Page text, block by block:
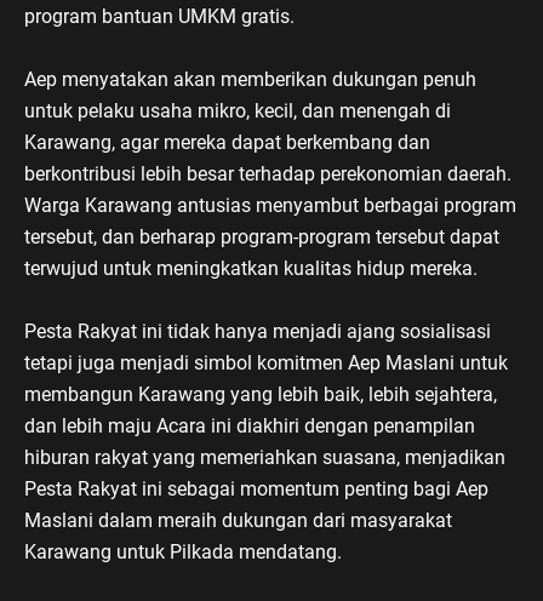
program bantuan UMKM gratis.
Aep menyatakan akan memberikan dukungan penuh
untuk pelaku usaha mikro, kecil, dan menengah di
Karawang, agar mereka dapat berkembang dan
berkontribusi lebih besar terhadap perekonomian daerah.
Warga Karawang antusias menyambut berbagai program
tersebut, dan berharap program-program tersebut dapat
terwujud untuk meningkatkan kualitas hidup mereka.
Pesta Rakyat ini tidak hanya menjadi ajang sosialisasi
tetapi juga menjadi simbol komitmen Aep Maslani untuk
membangun Karawang yang lebih baik, lebih sejahtera,
dan lebih maju Acara ini diakhiri dengan penampilan
hiburan rakyat yang memeriahkan suasana, menjadikan
Pesta Rakyat ini sebagai momentum penting bagi Aep
Maslani dalam meraih dukungan dari masyarakat
Karawang untuk Pilkada mendatang.